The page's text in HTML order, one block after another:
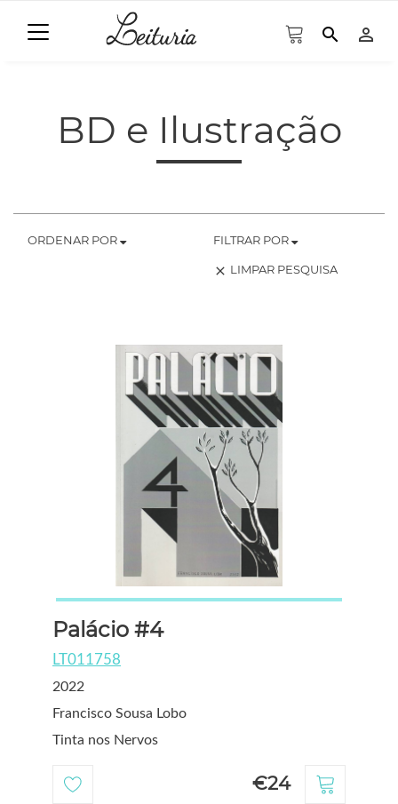
search person_outline
BD e Ilustração
ORDENAR POR FILTRAR POR
clear LIMPAR PESQUISA
Palácio #4
LT011758
2022
Francisco Sousa Lobo
Tinta nos Nervos
€24